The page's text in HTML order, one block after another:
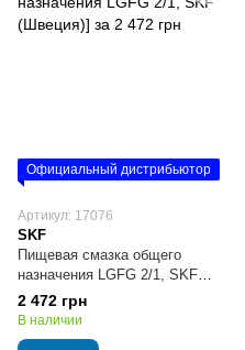
Официальный дистрибьютор
Артикул: 17076
SKF
Пищевая смазка общего
назначения LGFG 2/1, SKF
(Швеция)
2 472 грн
В наличии